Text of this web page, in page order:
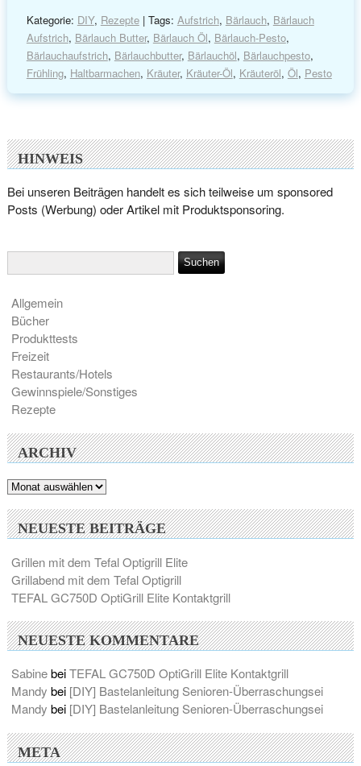
Kategorie: DIY, Rezepte| Tags: Aufstrich, Bärlauch, Bärlauch
Aufstrich, Bärlauch Butter, Bärlauch Öl, Bärlauch-Pesto,
Bärlauchaufstrich, Bärlauchbutter, Bärlauchöl, Bärlauchpesto,
Frühling, Haltbarmachen, Kräuter, Kräuter-Öl, Kräuteröl, Öl, Pesto
HINWEIS
Bei unseren Beiträgen handelt es sich teilweise um sponsored
Posts (Werbung) oder Artikel mit Produktsponsoring.
Allgemein
Bücher
Produkttests
Freizeit
Restaurants/Hotels
Gewinnspiele/Sonstiges
Rezepte
ARCHIV
Archiv
NEUESTE BEITRÄGE
Grillen mit dem Tefal Optigrill Elite
Grillabend mit dem Tefal Optigrill
TEFAL GC750D OptiGrill Elite Kontaktgrill
NEUESTE KOMMENTARE
SabinebeiTEFAL GC750D OptiGrill Elite Kontaktgrill
Mandy bei [DIY] Bastelanleitung Senioren-Überraschungsei
Mandy bei [DIY] Bastelanleitung Senioren-Überraschungsei
META